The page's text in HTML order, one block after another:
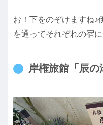
お！下をのぞけますね♪
を通ってそれぞれの宿
岸権旅館「辰の